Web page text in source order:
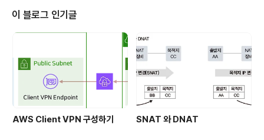
Puppet Part 3 Puppet Architecture 일반 • Puppe
t은 일반적은 master/agent(혹은 Server/Client) 구조
의 Puppet Master와 Puppet Agent로 사용. • Pupp
이 블로그 인기글
AWS Client VPN 구성하기 SNAT 와 DNAT